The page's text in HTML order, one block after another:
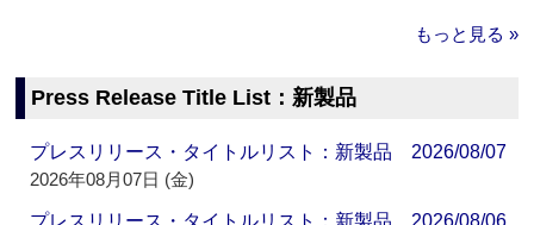
もっと見る »
Press Release Title List：新製品
プレスリリース・タイトルリスト：新製品 2026/08/07
2026年08月07日 (金)